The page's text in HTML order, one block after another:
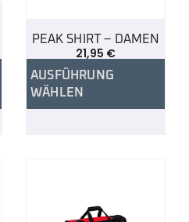
PEAK SHIRT – DAMEN
21,95 €
AUSFÜHRUNG
WÄHLEN